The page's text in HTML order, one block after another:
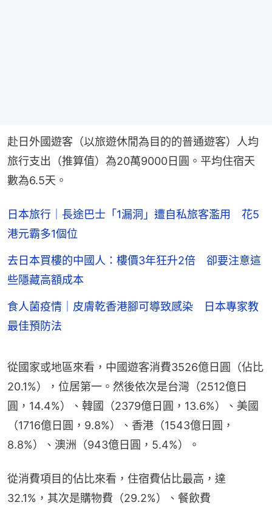
赴日外國遊客（以旅遊休閒為目的的普通遊客）人均
旅行支出（推算值）為20萬9000日圓。平均住宿天
數為6.5天。
日本旅行｜長途巴士「1漏洞」遭自私旅客濫用 花5
港元霸多1個位
去日本買樓的中國人：樓價3年狂升2倍 卻要注意這
些隱藏高額成本
食人菌疫情｜皮膚乾香港腳可導致感染 日本專家教
最佳預防法
從國家或地區來看，中國遊客消費3526億日圓（佔比
20.1%），位居第一。然後依次是台灣（2512億日
圓，14.4%）、韓國（2379億日圓，13.6%）、美國
（1716億日圓，9.8%）、香港（1543億日圓，
8.8%）、澳洲（943億日圓，5.4%）。
從消費項目的佔比來看，住宿費佔比最高，達
32.1%，其次是購物費（29.2%）、餐飲費